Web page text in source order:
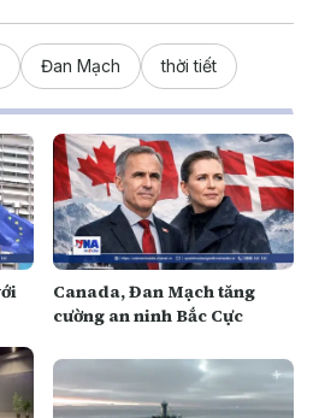
Đan Mạch thời tiết
Canada, Đan Mạch tăng
cường an ninh Bắc Cực